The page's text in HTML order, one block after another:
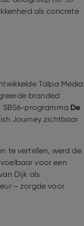
als concrete
Talpa Media
branded
programma De
Journey zichtbaar
te vertellen, werd de
voor een
Dijk als
– zorgde voor